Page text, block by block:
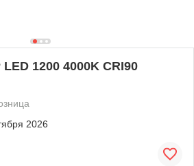
1200 4000K CRI90
2026